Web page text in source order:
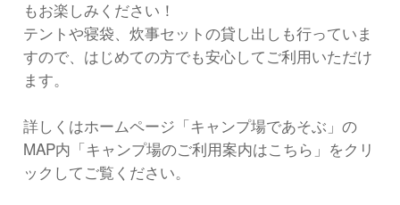
もお楽しみください！
テントや寝袋、炊事セットの貸し出しも行っていま
すので、はじめての方でも安心してご利用いただけ
ます。
詳しくはホームページ「キャンプ場であそぶ」の
MAP内「キャンプ場のご利用案内はこちら」をクリ
ックしてご覧ください。